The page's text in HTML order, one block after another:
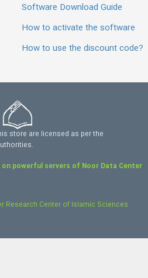
Software Download Guide
How to activate the software
How to use the discount code?
store are licensed as per the
powerful servers of Noor Data Center
Research Center of Islamic Sciences